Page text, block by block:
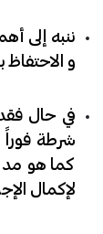
ننبه إلى
و
​في حال
شرطة فوراً
كما هو
لإكمال